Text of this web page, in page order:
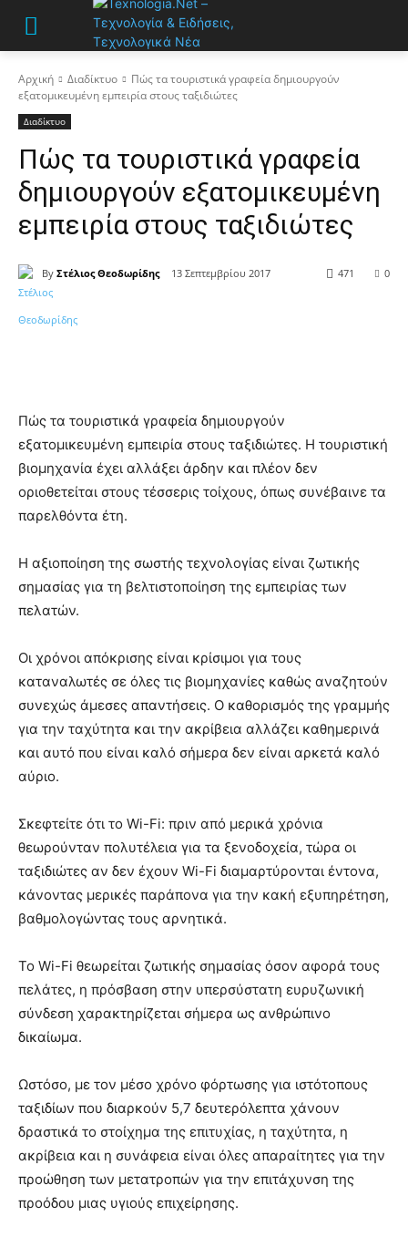
Αρχική Διαδίκτυο
Πώς τα τουριστικά γραφεία δημιουργούν
εξατομικευμένη εμπειρία στους ταξιδιώτες
Διαδίκτυο
Πώς τα τουριστικά γραφεία
δημιουργούν εξατομικευμένη
εμπειρία στους ταξιδιώτες
By Στέλιος Θεοδωρίδης 13 Σεπτεμβρίου 2017 0
471
Πώς τα τουριστικά γραφεία δημιουργούν
εξατομικευμένη εμπειρία στους ταξιδιώτες. Η τουριστική
βιομηχανία έχει αλλάξει άρδην και πλέον δεν
οριοθετείται στους τέσσερις τοίχους, όπως συνέβαινε τα
παρελθόντα έτη.
Η αξιοποίηση της σωστής τεχνολογίας είναι ζωτικής
σημασίας για τη βελτιστοποίηση της εμπειρίας των
πελατών.
Οι χρόνοι απόκρισης είναι κρίσιμοι για τους
καταναλωτές σε όλες τις βιομηχανίες καθώς αναζητούν
συνεχώς άμεσες απαντήσεις. Ο καθορισμός της γραμμής
για την ταχύτητα και την ακρίβεια αλλάζει καθημερινά
και αυτό που είναι καλό σήμερα δεν είναι αρκετά καλό
αύριο.
Σκεφτείτε ότι το Wi-Fi: πριν από μερικά χρόνια
θεωρούνταν πολυτέλεια για τα ξενοδοχεία, τώρα οι
ταξιδιώτες αν δεν έχουν Wi-Fi διαμαρτύρονται έντονα,
κάνοντας μερικές παράπονα για την κακή εξυπηρέτηση,
βαθμολογώντας τους αρνητικά.
Το Wi-Fi θεωρείται ζωτικής σημασίας όσον αφορά τους
πελάτες, η πρόσβαση στην υπερσύστατη ευρυζωνική
σύνδεση χαρακτηρίζεται σήμερα ως ανθρώπινο
δικαίωμα.
Ωστόσο, με τον μέσο χρόνο φόρτωσης για ιστότοπους
ταξιδίων που διαρκούν 5,7 δευτερόλεπτα χάνουν
δραστικά το στοίχημα της επιτυχίας, η ταχύτητα, η
ακρίβεια και η συνάφεια είναι όλες απαραίτητες για την
προώθηση των μετατροπών για την επιτάχυνση της
προόδου μιας υγιούς επιχείρησης.